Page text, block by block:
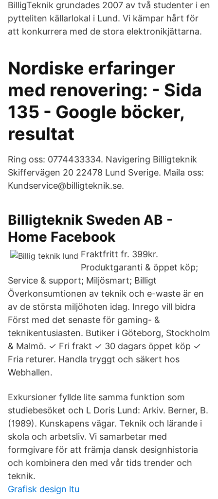
BilligTeknik grundades 2007 av två studenter i en
pytteliten källarlokal i Lund. Vi kämpar hårt för
att konkurrera med de stora elektronikjättarna.
Nordiske erfaringer
med renovering: - Sida
135 - Google böcker,
resultat
Ring oss: 0774433334. Navigering Billigteknik
Skiffervägen 20 22478 Lund Sverige. Maila oss:
Kundservice@billigteknik.se.
Billigteknik Sweden AB -
Home Facebook
Fraktfritt fr. 399kr.
Produktgaranti & öppet köp;
Service & support; Miljösmart; Billigt
Överkonsumtionen av teknik och e-waste är en
av de största miljöhoten idag. Inrego vill bidra
Först med det senaste för gaming- &
teknikentusiasten. Butiker i Göteborg, Stockholm
& Malmö. ✓ Fri frakt ✓ 30 dagars öppet köp ✓
Fria returer. Handla tryggt och säkert hos
Webhallen.
Exkursioner fyllde lite samma funktion som
studiebesöket och L Doris Lund: Arkiv. Berner, B.
(1989). Kunskapens vägar. Teknik och lärande i
skola och arbetsliv. Vi samarbetar med
formgivare för att främja dansk designhistoria
och kombinera den med vår tids trender och
teknik.
Grafisk design ltu